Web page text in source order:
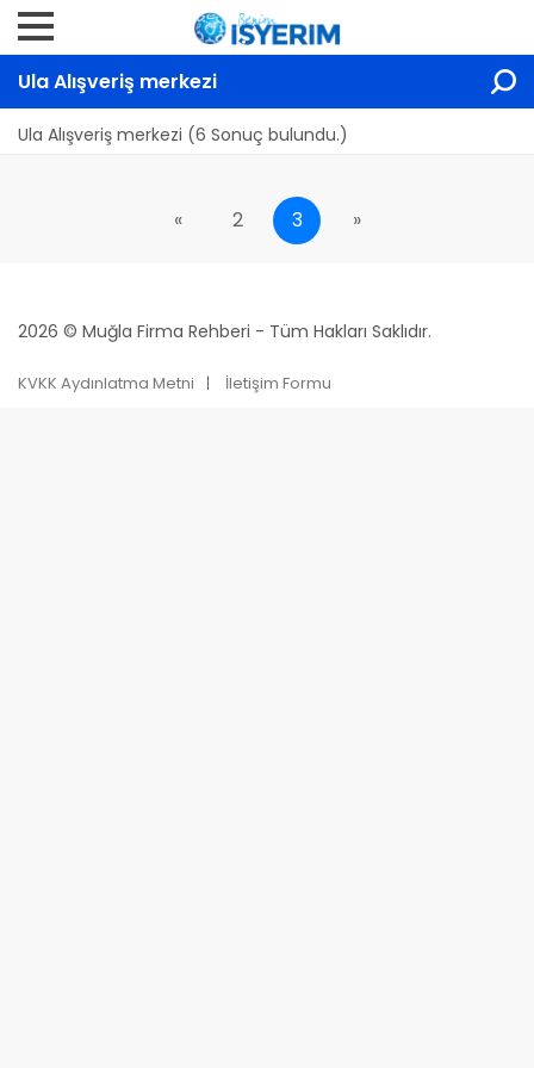
Ula Alışveriş merkezi
Ula Alışveriş merkezi (6 Sonuç bulundu.)
« 2 3 »
2026 © Muğla Firma Rehberi - Tüm Hakları Saklıdır.
KVKK Aydınlatma Metni İletişim Formu